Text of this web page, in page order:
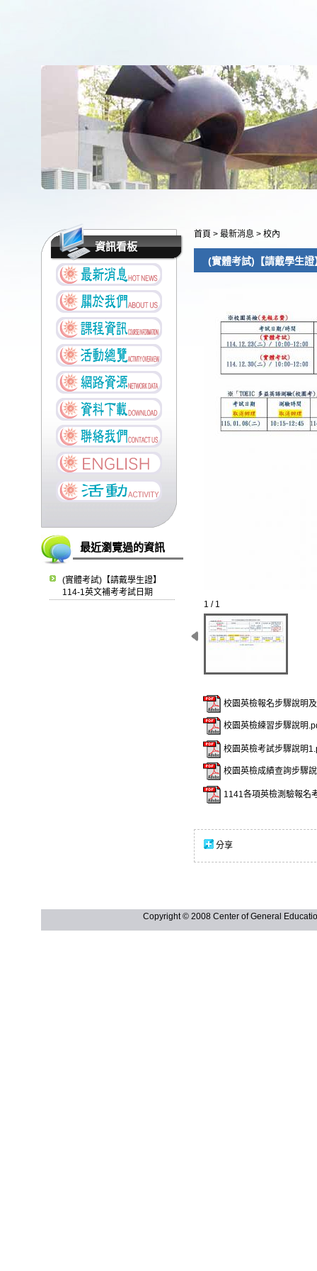
資訊看板
最近瀏覽過的資訊
(實體考試)【請戴學生證】
114-1英文補考考試日期
首頁 > 最新消息 > 校內
(實體考試)【請戴學生
1 / 1
校園英檢報名步驟說明
校園英檢練習步驟說明
校園英檢考試步驟說明
校園英檢成績查詢步驟
1141各項英檢測驗報名
分享
Copyright © 2008 Center of General